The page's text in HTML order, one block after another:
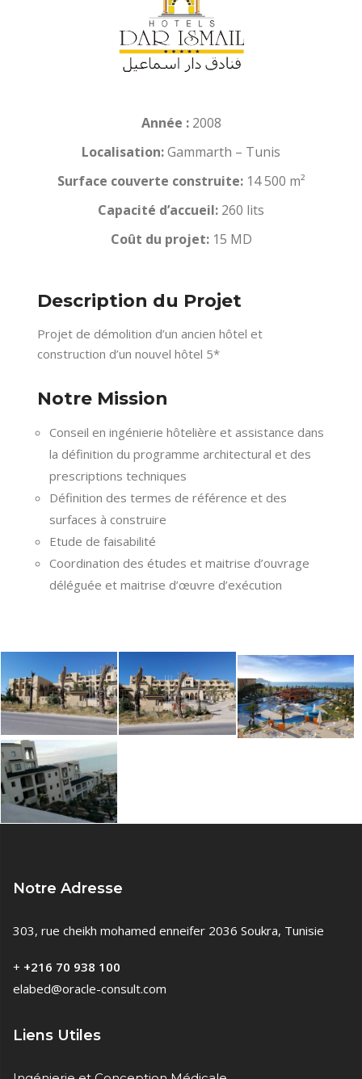
Année :2008
Localisation:Gammarth – Tunis
Surface couverte construite:14 500 m²
Capacité d’accueil: 260 lits
Coût du projet:15 MD
Description du Projet
Projet de démolition d’un ancien hôtel et
construction d’un nouvel hôtel 5*
Notre Mission
Conseil en ingénierie hôtelière et assistance dans
la définition du programme architectural et des
prescriptions techniques
Définition des termes de référence et des
surfaces à construire
Etude de faisabilité
Coordination des études et maitrise d’ouvrage
déléguée et maitrise d’œuvre d’exécution
Notre Adresse
303, rue cheikh mohamed enneifer 2036 Soukra, Tunisie
+ +216 70 938 100
elabed@oracle-consult.com
Liens Utiles